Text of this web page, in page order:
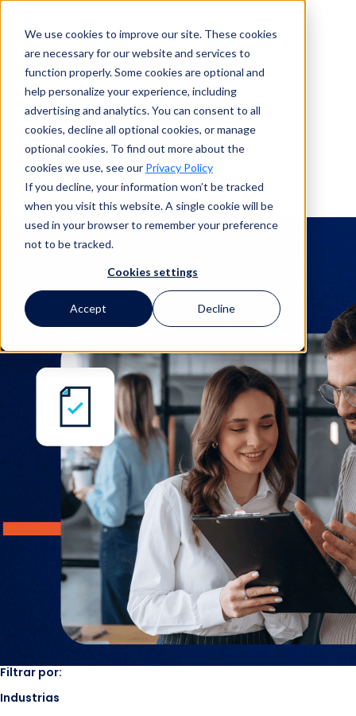
We use cookies to improve our site. These cookies
are necessary for our website and services to
function properly. Some cookies are optional and
help personalize your experience, including
advertising and analytics. You can consent to all
cookies, decline all optional cookies, or manage
optional cookies. To find out more about the
cookies we use, see our Privacy Policy
If you decline, your information won’t be tracked
when you visit this website. A single cookie will be
used in your browser to remember your preference
not to be tracked.
Cookies settings
Accept Decline
Buscar en
Buscar en
Integrum
Filtrar por:
Industrias